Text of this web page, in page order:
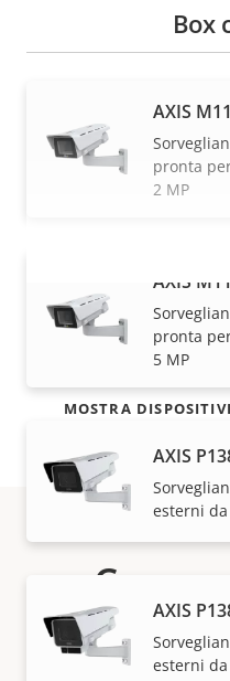
Box
AXIS
pronta
2 MP
AXIS
pronta
5 MP
AXIS
esterni da
AXIS
esterni da
MOSTRA
Come
Le soluzioni Axis e i
e installati da esperti